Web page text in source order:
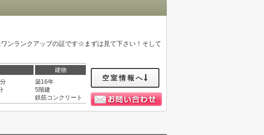
ンランクアップの証です☆まずは見て下さい！そして
建物
築16年
5階建
鉄筋コンクリート
空室情報へ